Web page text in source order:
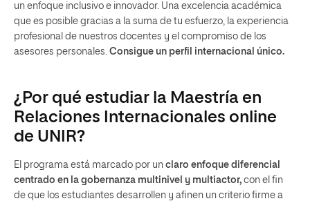
un enfoque inclusivo e innovador. Una excelencia académica
que es posible gracias a la suma de tu esfuerzo, la experiencia
profesional de nuestros docentes y el compromiso de los
asesores personales. Consigue un perfil internacional único.
¿Por qué estudiar la Maestría en
Relaciones Internacionales online
de UNIR?
El programa está marcado por un claro enfoque diferencial
centrado en la gobernanza multinivel y multiactor, con el fin
de que los estudiantes desarrollen y afinen un criterio firme a